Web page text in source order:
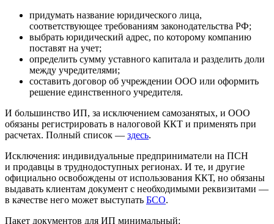
придумать название юридического лица,
соответствующее требованиям законодательства РФ;
выбрать юридический адрес, по которому компанию
поставят на учет;
определить сумму уставного капитала и разделить доли
между учредителями;
составить договор об учреждении ООО или оформить
решение единственного учредителя.
И большинство ИП, за исключением самозанятых, и ООО
обязаны регистрировать в налоговой ККТ и применять при
расчетах. Полный список — здесь.
Исключения: индивидуальные предприниматели на ПСН
и продавцы в труднодоступных регионах. И те, и другие
официально освобождены от использования ККТ, но обязаны
выдавать клиентам документ с необходимыми реквизитами —
в качестве него может выступать БСО.
Пакет документов для ИП минимальный: